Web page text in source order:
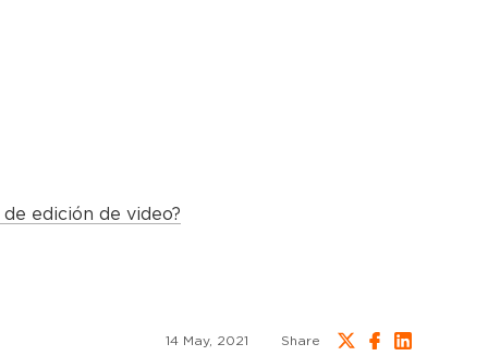
edición de video?
14 May, 2021 Share